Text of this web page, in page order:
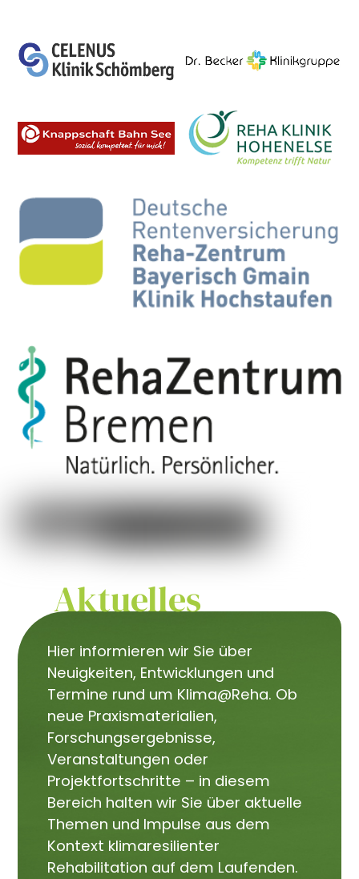
Aktuelles
Hier informieren wir Sie über
Neuigkeiten, Entwicklungen und
Termine rund um Klima@Reha. Ob
neue Praxismaterialien,
Forschungsergebnisse,
Veranstaltungen oder
Projektfortschritte – in diesem
Bereich halten wir Sie über aktuelle
Themen und Impulse aus dem
Kontext klimaresilienter
Rehabilitation auf dem Laufenden.